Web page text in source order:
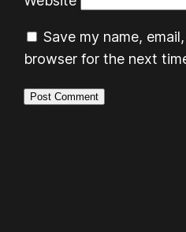
Save my name,
browser for the next